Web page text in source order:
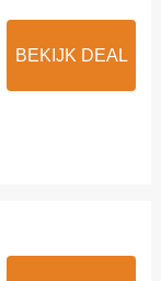
BEKIJK DEAL